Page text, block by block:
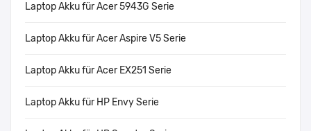
Laptop Akku für Acer 5943G Serie
Laptop Akku für Acer Aspire V5 Serie
Laptop Akku für Acer EX251 Serie
Laptop Akku für HP Envy Serie